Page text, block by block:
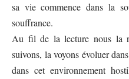
sa vie commence dans la
souffrance.
Au fil de la lecture nous la
suivons, la voyons évoluer
dans cet environnement